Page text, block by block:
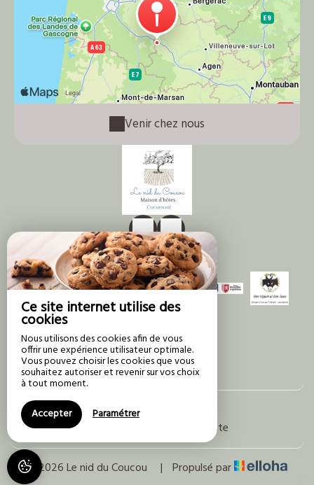
Ce site internet utilise des
cookies
Nous utilisons des cookies afin de vous
offrir une expérience utilisateur optimale.
Vous pouvez choisir les cookies que vous
souhaitez autoriser et revenir sur vos choix
à tout moment.
Accepter
Paramétrer
Venir chez nous
Mentions légales
Conditions générales de vente
© 2026 Le nid du Coucou | Propulsé par